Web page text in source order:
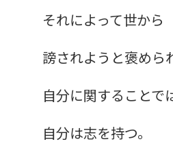
それによって世から
謗されようと褒めら
自分に関することで
自分は志を持つ。